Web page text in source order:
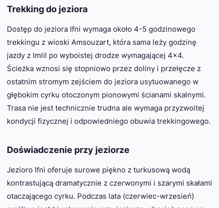
Trekking do jeziora
Dostęp do jeziora Ifni wymaga około 4-5 godzinowego
trekkingu z wioski Amsouzart, która sama leży godzinę
jazdy z Imlil po wyboistej drodze wymagającej 4×4.
Ścieżka wznosi się stopniowo przez doliny i przełęcze z
ostatnim stromym zejściem do jeziora usytuowanego w
głębokim cyrku otoczonym pionowymi ścianami skalnymi.
Trasa nie jest technicznie trudna ale wymaga przyzwoitej
kondycji fizycznej i odpowiedniego obuwia trekkingowego.
Doświadczenie przy jeziorze
Jezioro Ifni oferuje surowe piękno z turkusową wodą
kontrastującą dramatycznie z czerwonymi i szarymi skałami
otaczającego cyrku. Podczas lata (czerwiec-wrzesień)